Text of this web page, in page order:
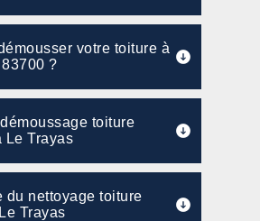
votre toiture à
?
toiture
Le Trayas
du nettoyage toiture
Trayas